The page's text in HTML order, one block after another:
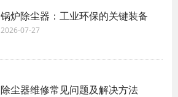
锅炉除尘器：工业环保的关键装备
2026-07-27
除尘器维修常见问题及解决方法